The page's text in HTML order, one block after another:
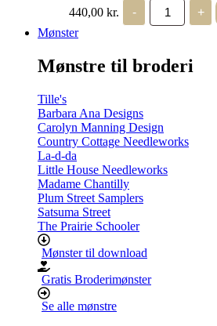
440,00 kr. -
Life
Seasons
(Volume
+
Mønster
Mønstre til broderi
Tille's
Barbara Ana Designs
Carolyn Manning Design
Country Cottage Needleworks
La-d-da
Little House Needleworks
Madame Chantilly
Plum Street Samplers
Satsuma Street
The Prairie Schooler
Mønster til download
Gratis Broderimønster
Se alle mønstre